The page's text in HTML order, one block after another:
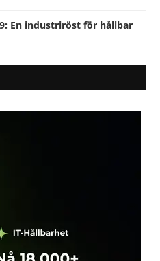
En industriröst för hållbar